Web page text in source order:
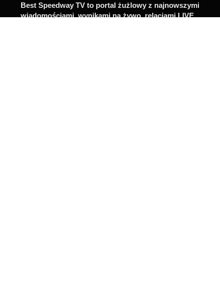
Best Speedway TV to portal żużlowy z najnowszymi
wiadomościami, wynikami na żywo, relacjami LIVE,